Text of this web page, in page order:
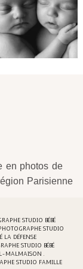
en photos de
Parisienne
STUDIO BÉBÉ
STUDIO
LA DÉFENSE
STUDIO BÉBÉ
MALMAISON .
STUDIO FAMILLE